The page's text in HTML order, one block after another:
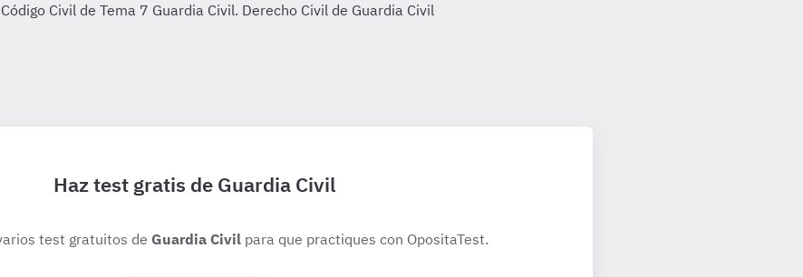
Civil de Tema 7 Guardia Civil. Derecho Civil de Guardia Civil
Haz test gratis de Guardia Civil
test gratuitos de Guardia Civilpara que practiques con OpositaTest.